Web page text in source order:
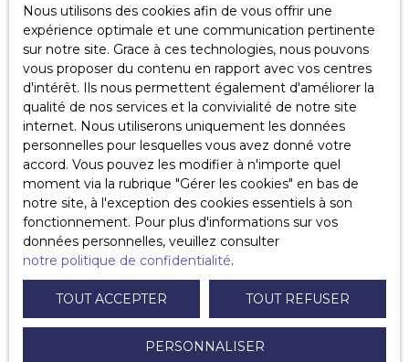
Obtenir une attestation d' assurance locative
bailleur est en droit de réclamer au locataire lors de son
entrée dans les lieux, et chaque année, une attestation
d’assurance au locataire.
Accéder au logement en cas de réparation et
travaux.Avant le début des travaux, le propriétaire-
bailleur doit en informer le locataire, par écrit, de la
nature et des modalités d’exécution des travaux. Les
travaux ne peuvent pas être réalisés les samedis,
dimanches et jours fériés sans l’accord exprès du
locataire
Nous utilisons des cookies afin de vous offrir une
expérience optimale et une communication pertinente
sur notre site. Grace à ces technologies, nous pouvons
vous proposer du contenu en rapport avec vos centres
d'intérêt. Ils nous permettent également d'améliorer la
qualité de nos services et la convivialité de notre site
internet. Nous utiliserons uniquement les données
personnelles pour lesquelles vous avez donné votre
accord. Vous pouvez les modifier à n'importe quel
moment via la rubrique ″Gérer les cookies″ en bas de
notre site, à l'exception des cookies essentiels à son
fonctionnement. Pour plus d'informations sur vos
données personnelles, veuillez consulter
notre politique de confidentialité.
TOUT ACCEPTER TOUT REFUSER
PERSONNALISER